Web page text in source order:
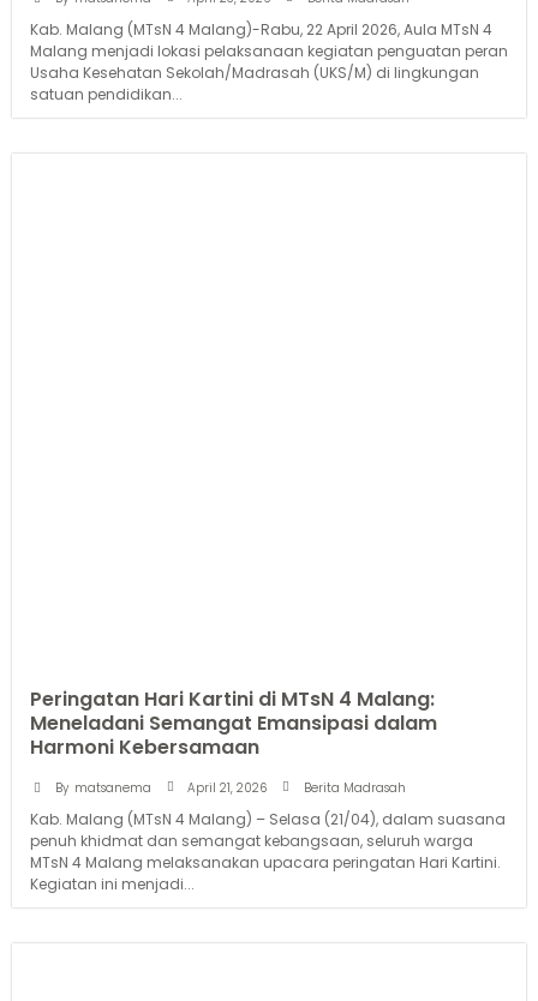
Kab. Malang (MTsN 4 Malang)-Rabu, 22 April 2026, Aula MTsN 4
Malang menjadi lokasi pelaksanaan kegiatan penguatan peran
Usaha Kesehatan Sekolah/Madrasah (UKS/M) di lingkungan
satuan pendidikan...
Peringatan Hari Kartini di MTsN 4 Malang:
Meneladani Semangat Emansipasi dalam
Harmoni Kebersamaan
By matsanema April 21, 2026 Berita Madrasah
Kab. Malang (MTsN 4 Malang) – Selasa (21/04), dalam suasana
penuh khidmat dan semangat kebangsaan, seluruh warga
MTsN 4 Malang melaksanakan upacara peringatan Hari Kartini.
Kegiatan ini menjadi...